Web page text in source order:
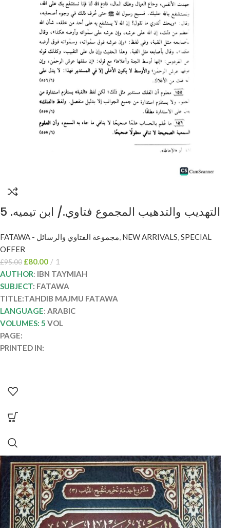
التهديب والتدهيب المجموع فتاوي./ ابن تيميه. 5
FATAWA - مجموعة الفتاوي والرسائل, NEW ARRIVALS,SPECIAL
OFFER
£95.00 £80.00
1
AUTHOR: IBN TAYMIAH
SUBJECT: FATAWA
TITLE:TAHDIB MAJMU FATAWA
LANGUAGE: ARABIC
VOLUMES: 5 VOL
PAGE:
PRINTED IN: